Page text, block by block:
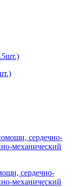
сердечно-
механический